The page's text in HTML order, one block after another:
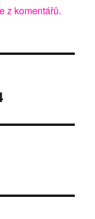
z komentářů.